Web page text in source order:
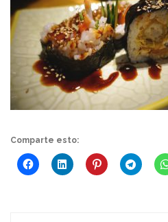
Comparte esto: